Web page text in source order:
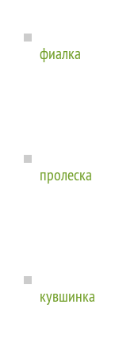
фиалка
пролеска
кувшинка